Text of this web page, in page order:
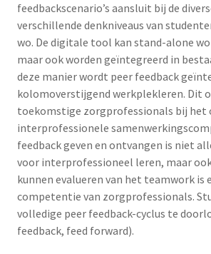
feedbackscenario’s aansluit bij de
verschillende denkniveaus van
wo. De digitale tool kan stand-alone
maar ook worden geïntegreerd in
deze manier wordt peer feedback
kolomoverstijgend werkplekleren. Dit
toekomstige zorgprofessionals bij het
interprofessionele
feedback geven en ontvangen is niet
voor interprofessioneel leren, maar
kunnen evalueren van het teamwork is
competentie van zorgprofessionals.
volledige peer feedback-cyclus te
feedback, feed forward).